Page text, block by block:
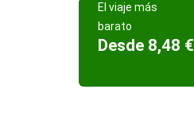
El viaje más
barato
Desde 8,48 €